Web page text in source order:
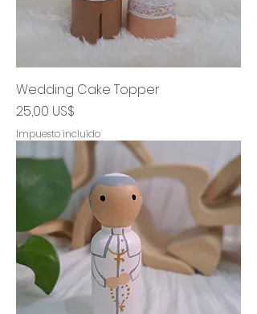
Wedding Cake Topper
Precio
25,00 US$
Impuesto incluido